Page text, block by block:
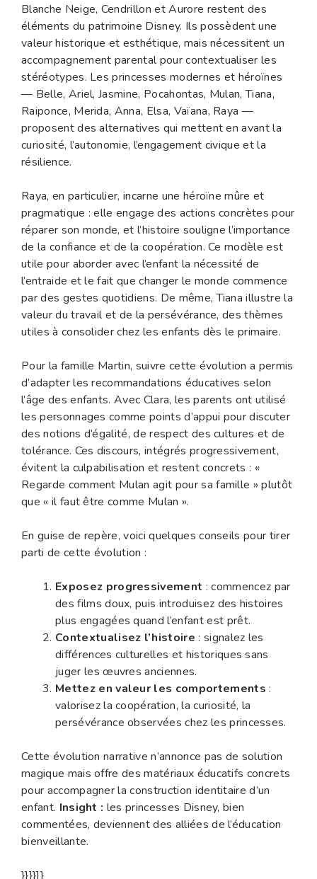
Blanche Neige, Cendrillon et Aurore restent des
éléments du patrimoine Disney. Ils possèdent une
valeur historique et esthétique, mais nécessitent un
accompagnement parental pour contextualiser les
stéréotypes. Les princesses modernes et héroïnes
— Belle, Ariel, Jasmine, Pocahontas, Mulan, Tiana,
Raiponce, Merida, Anna, Elsa, Vaïana, Raya —
proposent des alternatives qui mettent en avant la
curiosité, l’autonomie, l’engagement civique et la
résilience.
Raya, en particulier, incarne une héroïne mûre et
pragmatique : elle engage des actions concrètes pour
réparer son monde, et l’histoire souligne l’importance
de la confiance et de la coopération. Ce modèle est
utile pour aborder avec l’enfant la nécessité de
l’entraide et le fait que changer le monde commence
par des gestes quotidiens. De même, Tiana illustre la
valeur du travail et de la persévérance, des thèmes
utiles à consolider chez les enfants dès le primaire.
Pour la famille Martin, suivre cette évolution a permis
d’adapter les recommandations éducatives selon
l’âge des enfants. Avec Clara, les parents ont utilisé
les personnages comme points d’appui pour discuter
des notions d’égalité, de respect des cultures et de
tolérance. Ces discours, intégrés progressivement,
évitent la culpabilisation et restent concrets : «
Regarde comment Mulan agit pour sa famille » plutôt
que « il faut être comme Mulan ».
En guise de repère, voici quelques conseils pour tirer
parti de cette évolution :
Exposez progressivement : commencez par
des films doux, puis introduisez des histoires
plus engagées quand l’enfant est prêt.
Contextualisez l’histoire : signalez les
différences culturelles et historiques sans
juger les œuvres anciennes.
Mettez en valeur les comportements :
valorisez la coopération, la curiosité, la
persévérance observées chez les princesses.
Cette évolution narrative n’annonce pas de solution
magique mais offre des matériaux éducatifs concrets
pour accompagner la construction identitaire d’un
enfant. Insight : les princesses Disney, bien
commentées, deviennent des alliées de l’éducation
bienveillante.
}}}}]}